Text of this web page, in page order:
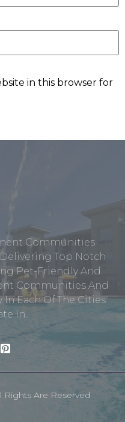
in this browser for
Communities
Top Notch
Pet-Friendly And
Communities And
Each Of The Cities
In.
Rights Are Reserved